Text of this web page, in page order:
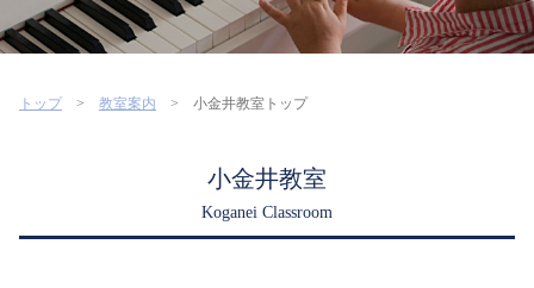
よくある質問
トップ 教室案内 小金井教室トップ
小金井教室
Koganei Classroom